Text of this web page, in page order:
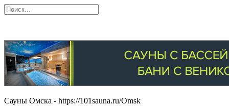
Сауны Омска - https://101sauna.ru/Omsk